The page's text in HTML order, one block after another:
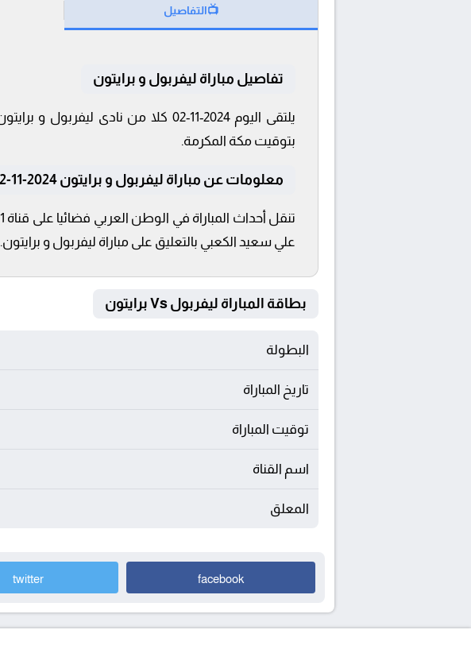
📺التفاصيل
تفاصيل مباراة ليفربول و برايتون
بتوقيت مكة المكرمة.
معلومات عن مباراة ليفربول و برايتون 2024-11-02
علي سعيد الكعبي بالتعليق على مباراة ليفربول و برايتون.
بطاقة المباراة ليفربول Vs برايتون
البطولة
تاريخ المباراة
توقيت المباراة
اسم القناة
المعلق
facebook
twitter